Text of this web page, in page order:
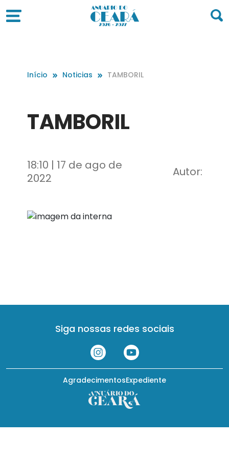
Início Noticias TAMBORIL
TAMBORIL
18:10 | 17 de ago de
2022
Autor:
Siga nossas redes sociais
Expediente
Agradecimentos